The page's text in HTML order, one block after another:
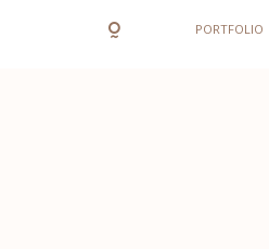
PORTFOLIO